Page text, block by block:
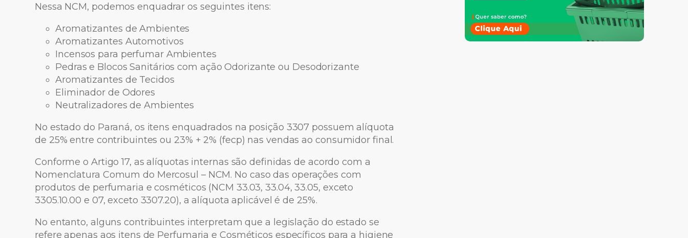
Nessa NCM, podemos enquadrar os seguintes itens:
Aromatizantes de Ambientes
Aromatizantes Automotivos
Incensos para perfumar Ambientes
Pedras e Blocos Sanitários com ação Odorizante ou Desodorizante
Aromatizantes de Tecidos
Eliminador de Odores
Neutralizadores de Ambientes
No estado do Paraná, os itens enquadrados na posição 3307 possuem alíquota
de 25% entre contribuintes ou 23% + 2% (fecp) nas vendas ao consumidor final.
Conforme o Artigo 17, as alíquotas internas são definidas de acordo com a
Nomenclatura Comum do Mercosul – NCM. No caso das operações com
produtos de perfumaria e cosméticos (NCM 33.03, 33.04, 33.05, exceto
3305.10.00 e 07, exceto 3307.20), a alíquota aplicável é de 25%.
No entanto, alguns contribuintes interpretam que a legislação do estado se
refere apenas aos itens de Perfumaria e Cosméticos específicos para a higiene